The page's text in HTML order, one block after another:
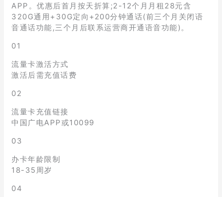
APP。优惠后首月按天折算;2-12个月月租28元含
320G通用+30G定向+200分钟通话(前三个月关闭语
音通话功能,三个月后联系运营商开通语音功能)。
01
流量卡激活方式
激活后需充值话费
02
流量卡充值链接
中国广电APP或10099
03
办卡年龄限制
18-35周岁
04